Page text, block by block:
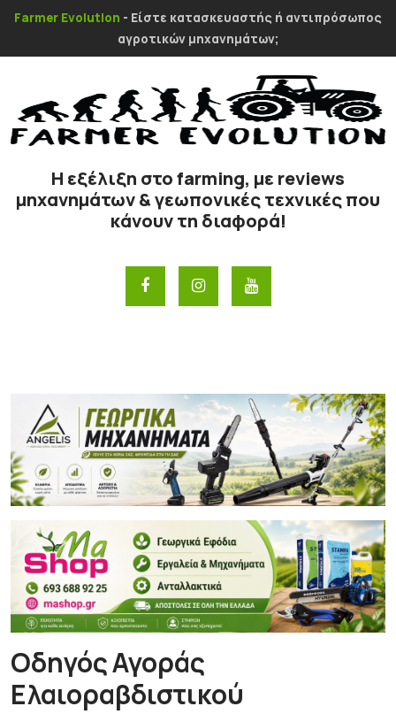
Farmer Evolution - Είστε κατασκευαστής ή αντιπρόσωπος
αγροτικών μηχανημάτων;
Η εξέλιξη στο farming, με reviews
μηχανημάτων & γεωπονικές τεχνικές που
κάνουν τη διαφορά!
Οδηγός Αγοράς
Ελαιοραβδιστικού